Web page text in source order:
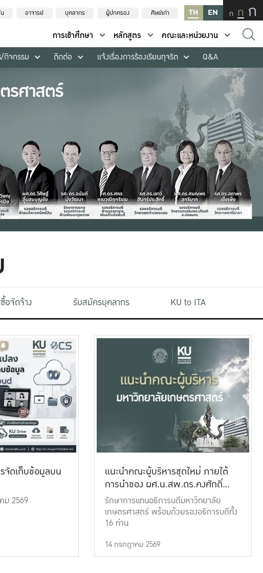
อาจารย์ บุคลากร ผู้ปกครอง ศิษย์เก่า TH EN ก ก ก
การเข้าศึกษา หลักสูตร
คณะและหน่วยงาน
กิจกรรม ติดต่อ แจ้งเรื่องการร้องเรียนทุจริต Q&A
อจัดจ้าง รับสมัครบุคลากร KU to ITA
จัดเก็บข้อมูลบน
ม 2569
แนะนำคณะผู้บริหารชุดใหม่ ภายใต้
การนำของ ผศ.น.สพ.ดร.คงศักดิ์
เที่ยงธรรม
รักษาการแทนอธิการบดีมหาวิทยาลัย
เกษตรศาสตร์ พร้อมด้วยรองอธิการบดีทั้ง
16 ท่าน
14 กรกฎาคม 2569